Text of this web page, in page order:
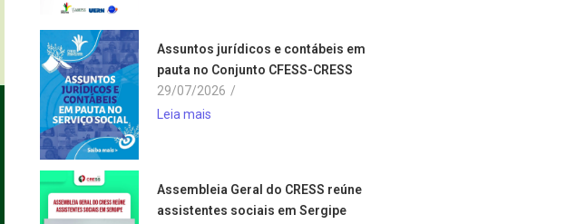
Assuntos jurídicos e contábeis em
pauta no Conjunto CFESS-CRESS
29/07/2026 /
Leia mais
Assembleia Geral do CRESS reúne
assistentes sociais em Sergipe